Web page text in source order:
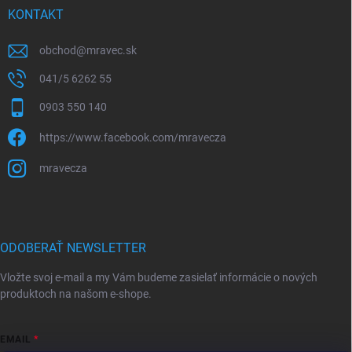
KONTAKT
obchod@mravec.sk
041/5 6262 55
0903 550 140
https://www.facebook.com/mravecza
mravecza
ODOBERAŤ NEWSLETTER
Vložte svoj e-mail a my Vám budeme zasielať informácie o nových
produktoch na našom e-shope.
EMAIL